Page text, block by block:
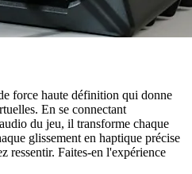
force haute définition qui donne
En se connectant
du jeu, il transforme chaque
glissement en haptique précise
ressentir. Faites-en l'expérience